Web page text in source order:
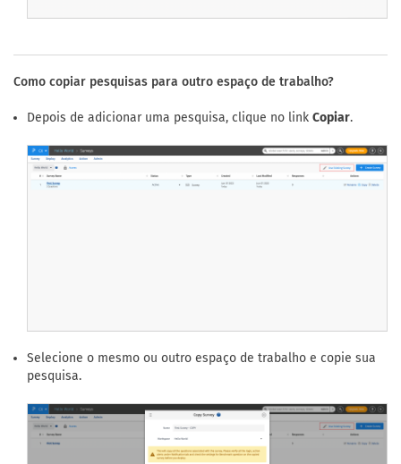
Como copiar pesquisas para outro espaço de trabalho?
Depois de adicionar uma pesquisa, clique no link Copiar.
Selecione o mesmo ou outro espaço de trabalho e copie sua
pesquisa.